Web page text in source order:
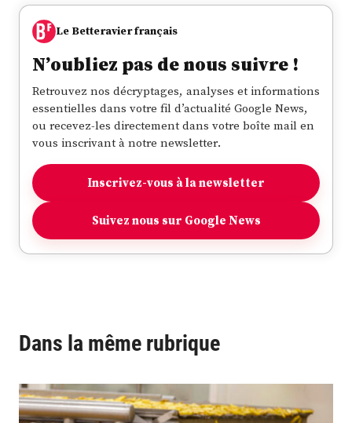
Le Betteravier français
N’oubliez pas de nous suivre !
Retrouvez nos décryptages, analyses et informations
essentielles dans votre fil d’actualité Google News,
ou recevez-les directement dans votre boîte mail en
vous inscrivant à notre newsletter.
Inscrivez-vous à la newsletter
Suivez nous sur Google News
Dans la même rubrique